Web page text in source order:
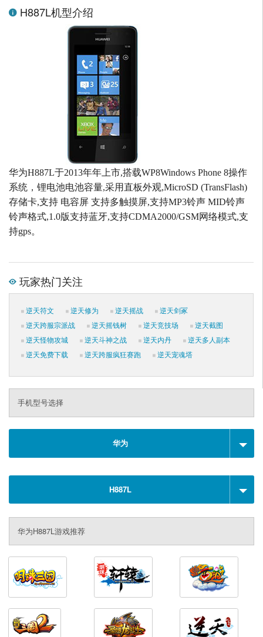
H887L机型介绍
华为H887L于2013年年上市,搭载WP8Windows Phone 8操作
系统，锂电池电池容量,采用直板外观,MicroSD (TransFlash)
存储卡,支持 电容屏 支持多触摸屏,支持MP3铃声 MID铃声
铃声格式,1.0版支持蓝牙,支持CDMA2000/GSM网络模式,支
持gps。
玩家热门关注
逆天符文 逆天修为 逆天摇战
逆天剑冢
逆天跨服宗派战
逆天摇钱树 逆天竞技场
逆天截图
逆天怪物攻城
逆天斗神之战 逆天内丹
逆天多人副本
逆天免费下载
逆天跨服疯狂赛跑 逆天宠魂塔
手机型号选择
华为
H887L
华为H887L游戏推荐